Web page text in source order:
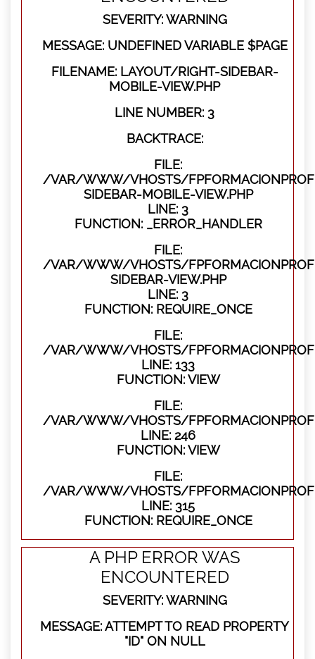
SEVERITY: WARNING
MESSAGE: UNDEFINED VARIABLE $PAGE
FILENAME: LAYOUT/RIGHT-SIDEBAR-
MOBILE-VIEW.PHP
LINE NUMBER: 3
BACKTRACE:
FILE:
/VAR/WWW/VHOSTS/
SIDEBAR-MOBILE-VIEW.PHP
LINE: 3
FUNCTION: _ERROR_HANDLER
FILE:
/VAR/WWW/VHOSTS/
SIDEBAR-VIEW.PHP
LINE: 3
FUNCTION: REQUIRE_ONCE
FILE:
/VAR/WWW/VHOSTS/
LINE: 133
FUNCTION: VIEW
FILE:
/VAR/WWW/VHOSTS/
LINE: 246
FUNCTION: VIEW
FILE:
/VAR/WWW/VHOSTS/
LINE: 315
FUNCTION: REQUIRE_ONCE
A PHP ERROR WAS
ENCOUNTERED
SEVERITY: WARNING
MESSAGE: ATTEMPT TO READ PROPERTY
"ID" ON NULL